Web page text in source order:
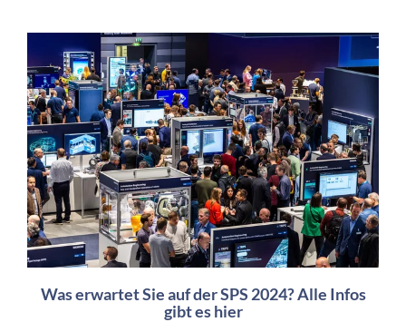
Was erwartet Sie auf der SPS 2024? Alle Infos
gibt es hier